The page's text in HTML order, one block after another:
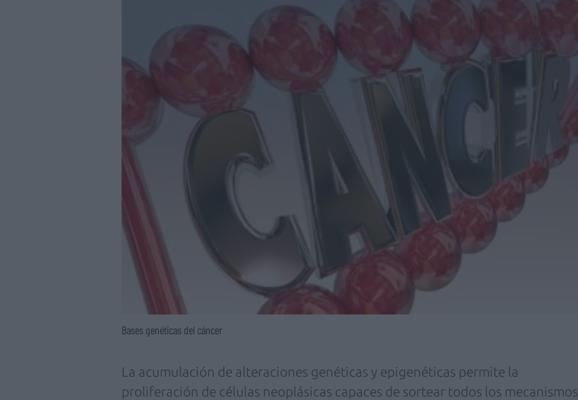
Bases genéticas del cáncer
La acumulación de alteraciones genéticas y epigenéticas permite la
proliferación de células neoplásicas capaces de sortear todos los mecanismos